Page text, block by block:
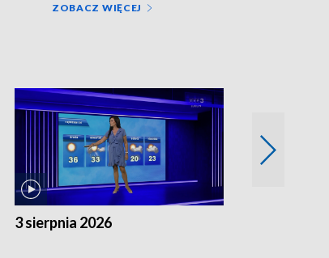
ZOBACZ WIĘCEJ
3 sierpnia 2026